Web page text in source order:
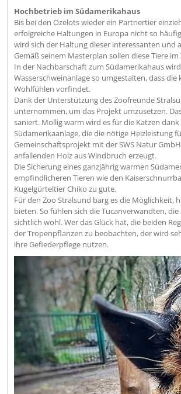
Hochbetrieb im Südamerikahaus
Bis bei den Ozelots wieder ein Partnertier
erfolgreiche Haltungen in Europa nicht so
wird sich der Haltung dieser interessanten
Gemäß seinem Masterplan sollen diese Tiere
In der Nachbarschaft zum Südamerikahaus
Wasserschweinanlage so umgestalten, dass
Wohlfühlen vorfindet.
Dank der Unterstützung des Zoofreunde
unternommen, um das Projekt umzusetzen.
saniert. Mollig warm wird es für die Katzen
Südamerikaanlage, die die nötige Heizleistung
Gemeinschaftsprojekt mit der SWS Natur
anfallenden Holz aus Windbruch erzeugt.
Die Sicherung eines ganzjährig warmen
empfindlicheren Tieren wie den
Kugelgürteltier Chiko zu gute.
Für den Zoo Stralsund barg es die Möglichkeit,
bieten. So fühlen sich die Tucanverwandten,
sichtlich wohl. Wer das Glück hat, die beiden
der Tropenpflanzen zu beobachten, der wird
ihre Gefiederpflege nutzen.